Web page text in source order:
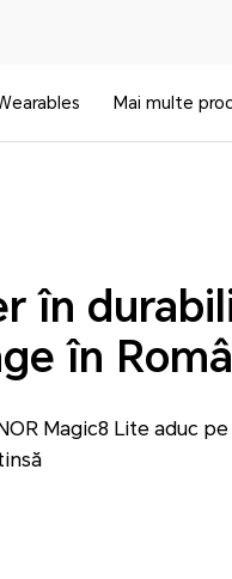
Mai multe
în
în
Magic8 Lite aduc